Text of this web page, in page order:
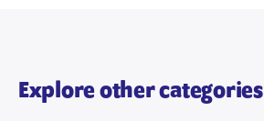
Explore other categories